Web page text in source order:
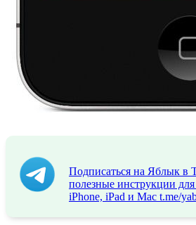
Подписаться на Яблык в
полезные инструкции для
iPhone, iPad и Mac t.me/